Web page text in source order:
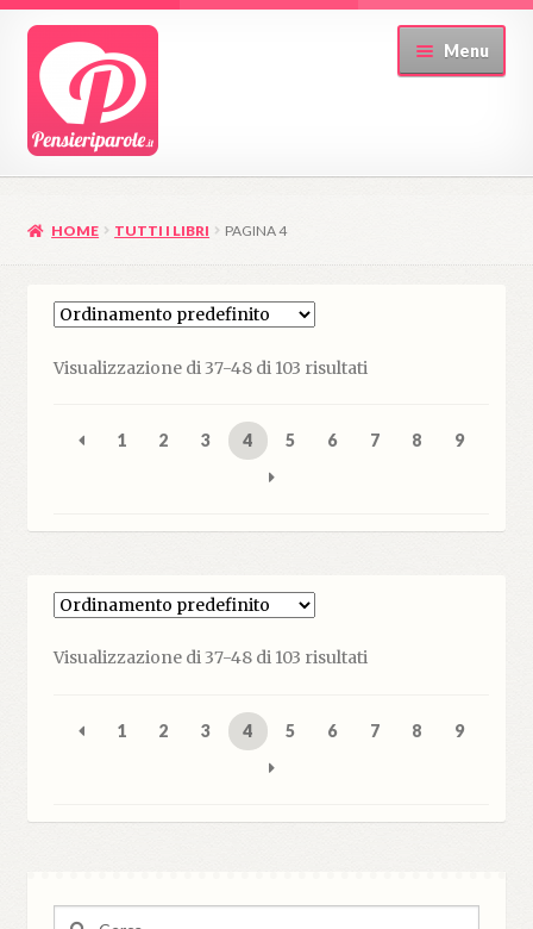
Vai
alla
navigazione
Vai
al
contenuto
Menu
HOME TUTTI I LIBRI PAGINA 4
Visualizzazione di 37-48 di 103 risultati
1 2 3 4 5 6 7 8 9
Visualizzazione di 37-48 di 103 risultati
1 2 3 4 5 6 7 8 9
Ricerca